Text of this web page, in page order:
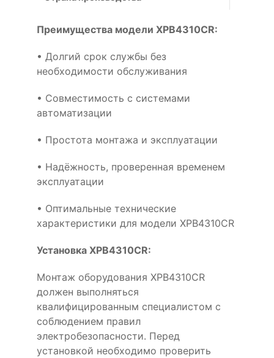
Преимущества модели XPB4310CR:
• Долгий срок службы без
необходимости обслуживания
• Совместимость с системами
автоматизации
• Простота монтажа и эксплуатации
• Надёжность, проверенная временем
эксплуатации
• Оптимальные технические
характеристики для модели XPB4310CR
Установка XPB4310CR:
Монтаж оборудования XPB4310CR
должен выполняться
квалифицированным специалистом с
соблюдением правил
электробезопасности. Перед
установкой необходимо проверить